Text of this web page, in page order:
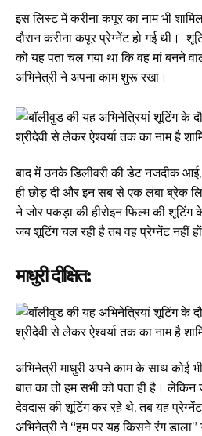
इस लिस्ट में करीना कपूर का नाम भी
दौरान करीना कपूर प्रेग्नेंट हो गई थी।
को यह पता चल गया था कि वह मां बनने
अभिनेत्री ने अपना काम शुरू रखा।
बाद में उनके डिलीवरी की डेट नजदीक आई,
ही छोड़ दी और इन सब से एक लंबा ब्रेक
ने जोर पकड़ा की हीरोइन फिल्म की शूटिंग
जब शूटिंग चल रही है तब वह प्रेग्नेंट नहीं
माधुरी दीक्षित:
अभिनेत्री माधुरी अपने काम के साथ कोई
बात का तो हम सभी को पता ही है।
देवदास की शूटिंग कर रहे थे, तब यह
अभिनेत्री ने “हम पर यह किसने रंग डाला”